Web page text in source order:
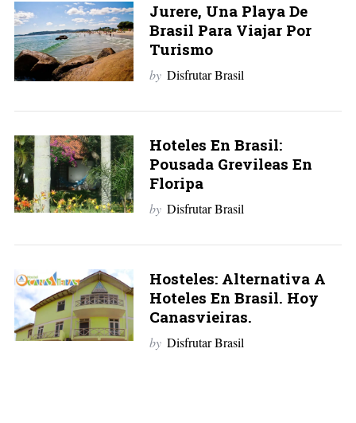
Jurere, Una Playa De
Brasil Para Viajar Por
Turismo
by Disfrutar Brasil
Hoteles En Brasil:
Pousada Grevileas En
Floripa
by Disfrutar Brasil
Hosteles: Alternativa A
Hoteles En Brasil. Hoy
Canasvieiras.
by Disfrutar Brasil